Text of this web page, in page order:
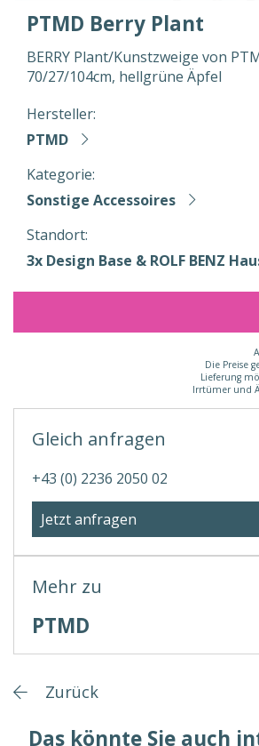
PTMD Berry Plant
BERRY Plant/Kunstzweige von
70/27/104cm, hellgrüne Äpfel
Hersteller:
PTMD
Kategorie:
Sonstige Accessoires
Standort:
3x Design Base & ROLF BENZ
Die Preise
Lieferung
Irrtümer und
Mehr zu
PTMD
Gleich anfragen
+43 (0) 2236 2050 02
Jetzt anfragen
Zurück
Das könnte Sie auch